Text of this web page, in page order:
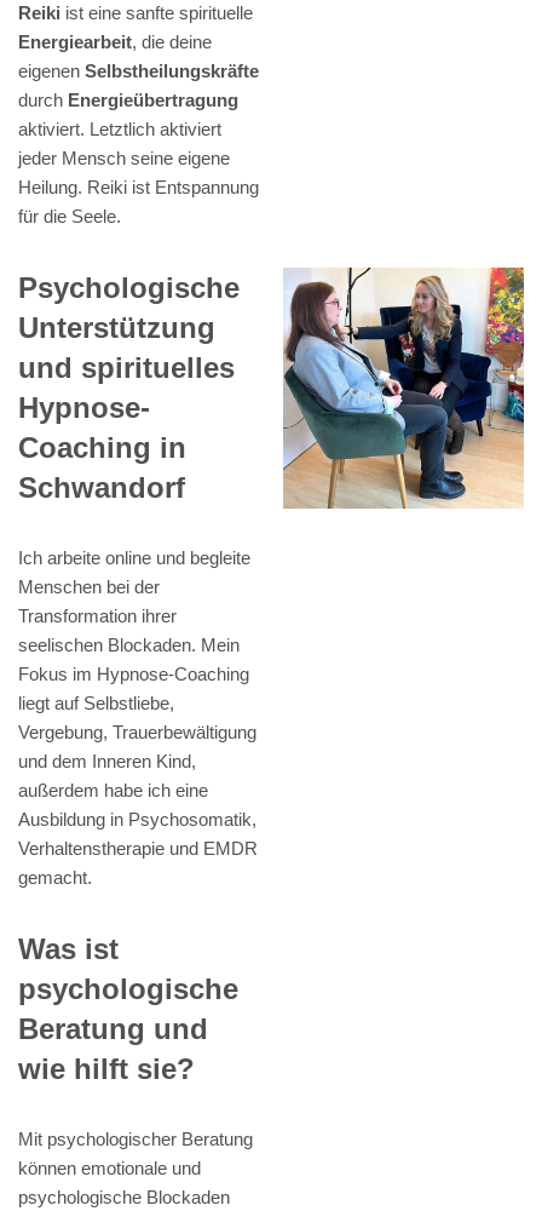
Reiki ist eine sanfte spirituelle
Energiearbeit, die deine
eigenen Selbstheilungskräfte
durch Energieübertragung
aktiviert. Letztlich aktiviert
jeder Mensch seine eigene
Heilung. Reiki ist Entspannung
für die Seele.
Psychologische
Unterstützung
und spirituelles
Hypnose-
Coaching in
Schwandorf
Ich arbeite online und begleite
Menschen bei der
Transformation ihrer
seelischen Blockaden. Mein
Fokus im Hypnose-Coaching
liegt auf Selbstliebe,
Vergebung, Trauerbewältigung
und dem Inneren Kind,
außerdem habe ich eine
Ausbildung in Psychosomatik,
Verhaltenstherapie und EMDR
gemacht.
Was ist
psychologische
Beratung und
wie hilft sie?
Mit psychologischer Beratung
können emotionale und
psychologische Blockaden